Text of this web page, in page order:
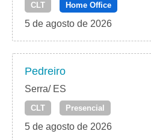
CLT Home Office
5 de agosto de 2026
Pedreiro
Serra/ ES
CLT Presencial
5 de agosto de 2026